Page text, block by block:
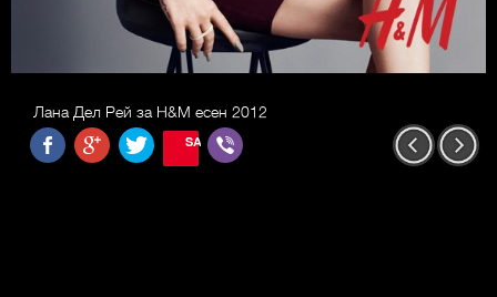
Лана Дел Рей за H&M есен 2012
SAVE